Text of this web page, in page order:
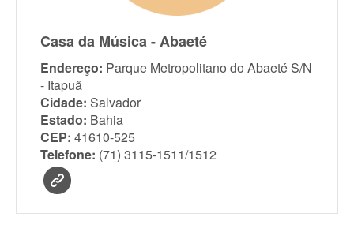
Casa da Música - Abaeté
Endereço: Parque Metropolitano do Abaeté S/N
- Itapuã
Cidade: Salvador
Estado: Bahia
CEP: 41610-525
Telefone: (71) 3115-1511/1512